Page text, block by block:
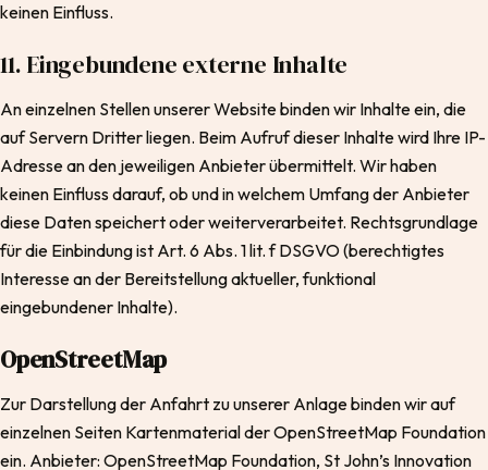
keinen Einfluss.
11. Eingebundene externe Inhalte
An einzelnen Stellen unserer Website binden wir Inhalte ein, die
auf Servern Dritter liegen. Beim Aufruf dieser Inhalte wird Ihre IP-
Adresse an den jeweiligen Anbieter übermittelt. Wir haben
keinen Einfluss darauf, ob und in welchem Umfang der Anbieter
diese Daten speichert oder weiterverarbeitet. Rechtsgrundlage
für die Einbindung ist Art. 6 Abs. 1 lit. f DSGVO (berechtigtes
Interesse an der Bereitstellung aktueller, funktional
eingebundener Inhalte).
OpenStreetMap
Zur Darstellung der Anfahrt zu unserer Anlage binden wir auf
einzelnen Seiten Kartenmaterial der OpenStreetMap Foundation
ein. Anbieter: OpenStreetMap Foundation, St John’s Innovation